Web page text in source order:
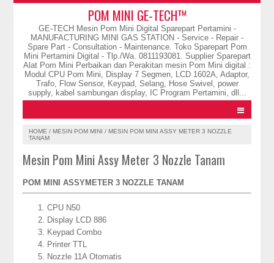
POM MINI GE-TECH™
GE-TECH Mesin Pom Mini Digital Sparepart Pertamini -
MANUFACTURING MINI GAS STATION - Service - Repair -
Spare Part - Consultation - Maintenance. Toko Sparepart Pom
Mini Pertamini Digital - Tlp./Wa. 0811193081. Supplier Sparepart
Alat Pom Mini Perbaikan dan Perakitan mesin Pom Mini digital :
Modul CPU Pom Mini, Display 7 Segmen, LCD 1602A, Adaptor,
Trafo, Flow Sensor, Keypad, Selang, Hose Swivel, power
supply, kabel sambungan display, IC Program Pertamini, dll...
HOME /MESIN POM MINI /MESIN POM MINI ASSY METER 3 NOZZLE
TANAM
Mesin Pom Mini Assy Meter 3 Nozzle Tanam
POM MINI ASSYMETER 3 NOZZLE TANAM
CPU N50
Display LCD 886
Keypad Combo
Printer TTL
Nozzle 11A Otomatis